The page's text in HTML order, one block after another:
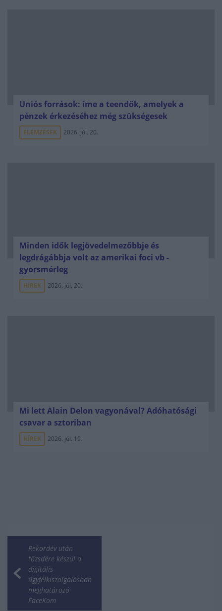
Uniós források: íme a teendők, amelyek a
pénzek érkezéséhez még szükségesek
ELEMZÉSEK 2026. júl. 20.
Minden idők legjövedelmezőbbje és
legdrágábbja volt az amerikai foci vb -
gyorsmérleg
HÍREK 2026. júl. 20.
Mi lett Alain Delon vagyonával? Adóhatósági
csavar a sztoriban
HÍREK 2026. júl. 19.
Rekordév után
tőzsdére készül a
digitális
ügyfélkiszolgálásban
meghatározó
FaceKom